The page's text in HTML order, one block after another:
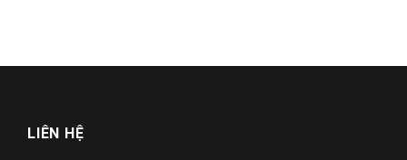
LIÊN HỆ